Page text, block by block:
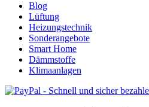
Blog
Lüftung
Heizungstechnik
Sonderangebote
Smart Home
Dämmstoffe
Klimaanlagen